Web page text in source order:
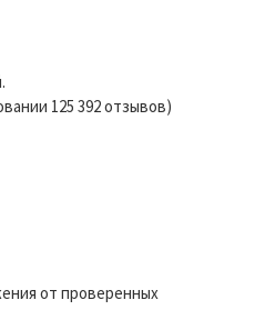
125 392 отзывов)
от проверенных